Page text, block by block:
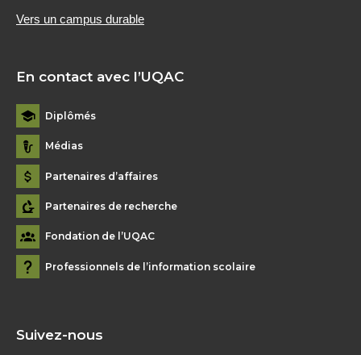
Vers un campus durable
En contact avec l’UQAC
Diplômés
Médias
Partenaires d’affaires
Partenaires de recherche
Fondation de l’UQAC
Professionnels de l’information scolaire
Suivez-nous